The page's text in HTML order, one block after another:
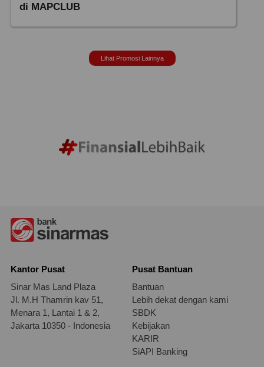
di MAPCLUB
Lihat Promosi Lainnya
Kantor Pusat
Sinar Mas Land Plaza
Jl. M.H Thamrin kav 51,
Menara 1, Lantai 1 & 2,
Jakarta 10350 - Indonesia
Pusat Bantuan
Bantuan
Lebih dekat dengan kami
SBDK
Kebijakan
KARIR
SiAPI Banking